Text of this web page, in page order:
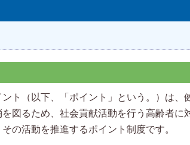
ト（以下、「ポイント」という。）は、
図るため、社会貢献活動を行う高齢者に
の活動を推進するポイント制度です。